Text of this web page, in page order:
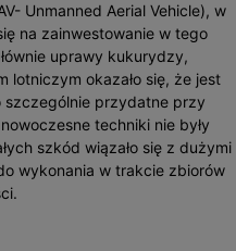
Unmanned Aerial Vehicle), w
na zainwestowanie w tego
uprawy kukurydzy,
lotniczym okazało się, że jest
szczególnie przydatne przy
techniki nie były
szkód wiązało się z dużymi
wykonania w trakcie zbiorów